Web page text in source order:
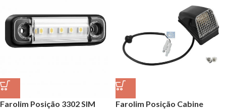
Farolim Posição 3302 SIM
Farolim Posição Cabine